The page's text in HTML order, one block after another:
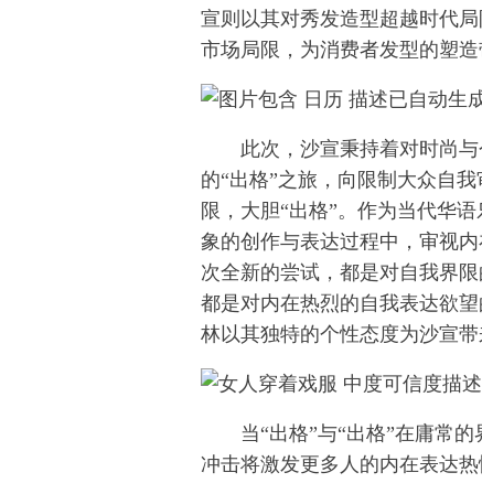
宣则以其对秀发造型超越时代
市场局限，为消费者发型的塑造
此次，沙宣秉持着对时尚与
的“出格”之旅，向限制大众自
限，大胆“出格”。作为当代华
象的创作与表达过程中，审视
次全新的尝试，都是对自我界
都是对内在热烈的自我表达欲
林以其独特的个性态度为沙宣带
当“出格”与“出格”在庸常的
冲击将激发更多人的内在表达